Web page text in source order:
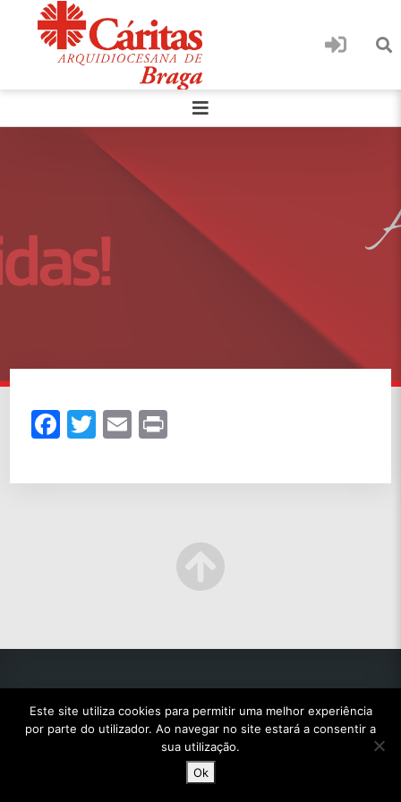
Facebook
Twitter
Email
© 2022 TODOS OS DIREITOS RESERVADOS.
Este site utiliza cookies para permitir uma melhor experiência
por parte do utilizador. Ao navegar no site estará a consentir a
sua utilização.
Ok